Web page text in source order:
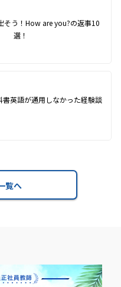
そう！How are you?の返事10
選！
英語が通用しなかった経験談
覧へ